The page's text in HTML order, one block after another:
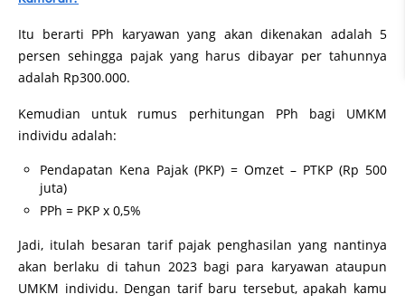
Itu berarti PPh karyawan yang akan dikenakan adalah 5
persen sehingga pajak yang harus dibayar per tahunnya
adalah Rp300.000.
Kemudian untuk rumus perhitungan PPh bagi UMKM
individu adalah:
Pendapatan Kena Pajak (PKP) = Omzet – PTKP (Rp 500
juta)
PPh = PKP x 0,5%
Jadi, itulah besaran tarif pajak penghasilan yang nantinya
akan berlaku di tahun 2023 bagi para karyawan ataupun
UMKM individu. Dengan tarif baru tersebut, apakah kamu